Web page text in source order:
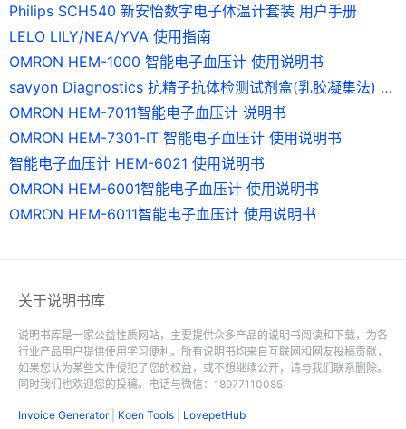
Philips SCH540 新安怡数字电子体温计套装 用户手册
LELO LILY/NEA/YVA 使用指南
OMRON HEM-1000 智能电子血压计 使用说明书
savyon Diagnostics 抗精子抗体检测试剂盒(乳胶凝集法) 说明书
OMRON HEM-7011智能电子血压计 说明书
OMRON HEM-7301-IT 智能电子血压计 使用说明书
智能电子血压计 HEM-6021 使用说明书
OMRON HEM-6001智能电子血压计 使用说明书
OMRON HEM-6011智能电子血压计 使用说明书
关于说明书库
说明书库是一家公益性质网站，主要提供众多产品的说明书阅读和下载，为各
行业产品用户提供使用学习便利。所有说明书均来自互联网和网友投稿贡献，
如果您认为某些文件侵犯了您的权益，或不想继续公开，请与我们联系删除。
同时我们也欢迎您的投稿。电话与微信：18977110085
Invoice Generator| Koen Tools LovepetHub